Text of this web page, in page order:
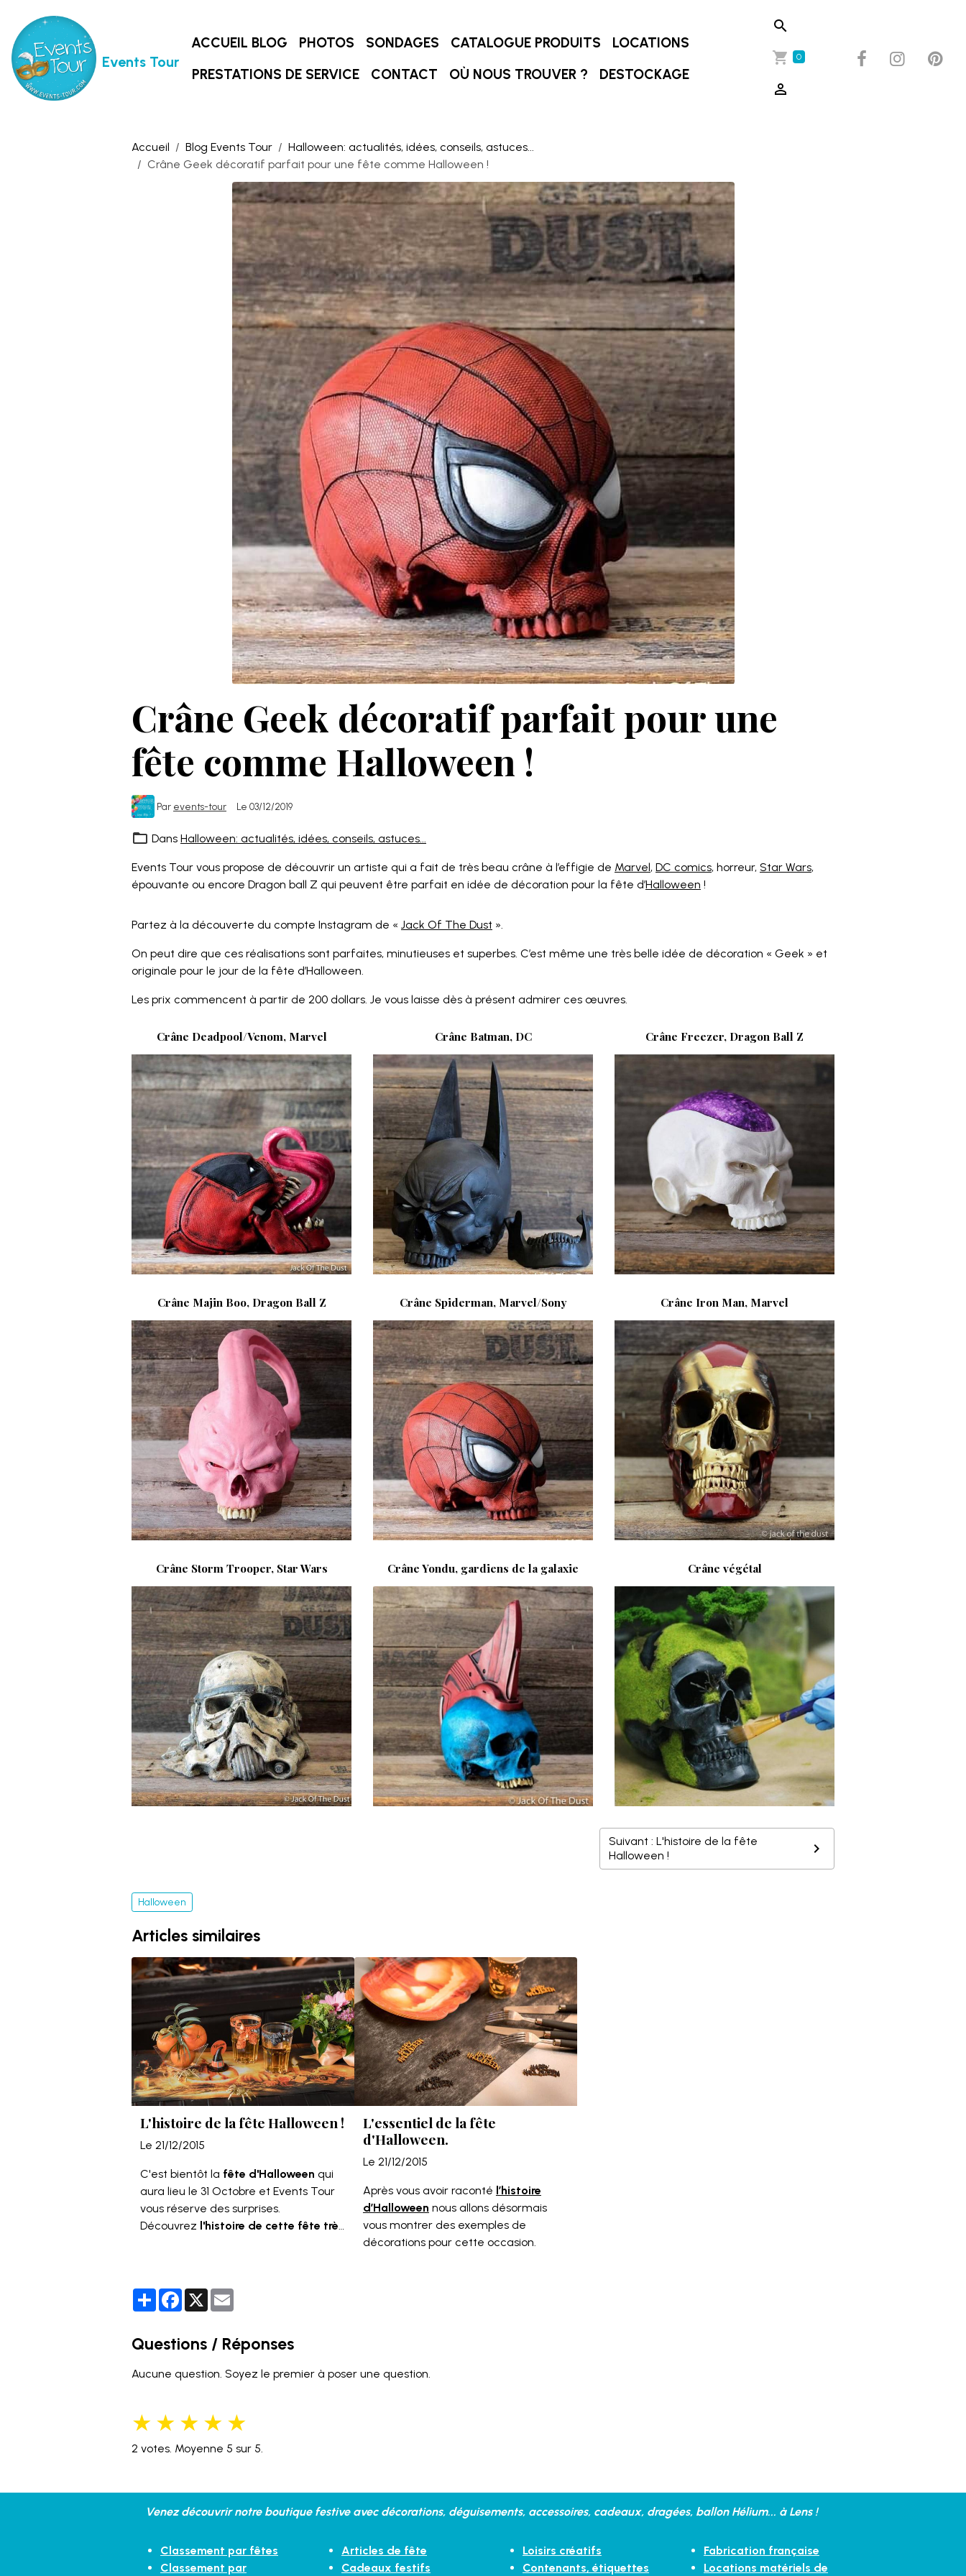
Events Tour
ACCUEIL BLOG PHOTOS SONDAGES CATALOGUE PRODUITS
LOCATIONS
PRESTATIONS DE SERVICE
CONTACT OÙ NOUS TROUVER ? DESTOCKAGE
0
Accueil Blog Events Tour
Halloween: actualités, idées, conseils, astuces...
Crâne Geek décoratif parfait pour une fête comme Halloween !
Crâne Geek décoratif parfait pour une
fête comme Halloween !
Par events-tour Le 03/12/2019
Dans Halloween: actualités, idées, conseils, astuces...
Events Tour vous propose de découvrir un artiste qui a fait de très beau crâne à l’effigie de Marvel, DC comics, horreur, Star Wars,
épouvante ou encore Dragon ball Z qui peuvent être parfait en idée de décoration pour la fête d’Halloween !
Partez à la découverte du compte Instagram de « Jack Of The Dust ».
On peut dire que ces réalisations sont parfaites, minutieuses et superbes. C’est même une très belle idée de décoration « Geek » et
originale pour le jour de la fête d’Halloween.
Les prix commencent à partir de 200 dollars. Je vous laisse dès à présent admirer ces œuvres.
Crâne Deadpool/Venom, Marvel Crâne Batman, DC Crâne Freezer, Dragon Ball Z
Crâne Majin Boo, Dragon Ball Z Crâne Spiderman, Marvel/Sony Crâne Iron Man, Marvel
Crâne Storm Trooper, Star Wars Crâne Yondu, gardiens de la galaxie Crâne végétal
Suivant : L'histoire de la fête
Halloween !
Halloween
Articles similaires
L'histoire de la fête Halloween !
Le 21/12/2015
C'est bientôt la fête d'Halloween qui
aura lieu le 31 Octobre et Events Tour
vous réserve des surprises.
Découvrez l'histoire de cette fête très
L'essentiel de la fête
d'Halloween.
Le 21/12/2015
Après vous avoir raconté l’histoire
d’Halloween nous allons désormais
vous montrer des exemples de
décorations pour cette occasion.
PartagerFacebook
X
Questions / Réponses
Aucune question. Soyez le premier à poser une question.
★ ★ ★ ★ ★
2 votes. Moyenne 5 sur 5.
Venez découvrir notre boutique festive avec décorations, déguisements, accessoires, cadeaux, dragées, ballon Hélium... à Lens !
Classement par fêtes
Classement par
Articles de fête
Cadeaux festifs
Loisirs créatifs
Contenants, étiquettes
Fabrication française
Locations matériels de